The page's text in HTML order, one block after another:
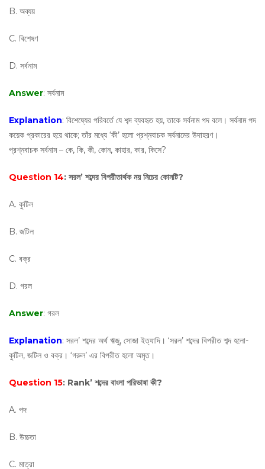
B. অব্যয়
C. বিশেষণ
D. সর্বনাম
Answer: সর্বনাম
Explanation: বিশেষ্যের পরিবর্তে যে শব্দ ব্যবহৃত হয়, তাকে সর্বনাম পদ বলে। সর্বনাম পদ
কয়েক প্রকারের হয়ে থাকে; তাঁর মধ্যে ‘কী’ হলো প্রশ্নবাচক সর্বনামের উদাহরণ।
প্রশ্নবাচক সর্বনাম – কে, কি, কী, কোন, কাহার, কার, কিসে?
Question 14: সরল’ শব্দের বিপরীতার্থক নয় নিচের কোনটি?
A. কুটিল
B. জটিল
C. বক্র
D. গরল
Answer: গরল
Explanation: সরল’ শব্দের অর্থ ঋজু, সোজা ইত্যাদি। ‘সরল’ শব্দের বিপরীত শব্দ হলো-
কুটিল, জটিল ও বক্র। ‘গরুল’ এর বিপরীত হলো অমৃত।
Question 15: Rank’ শব্দের বাংলা পরিভাষা কী?
A. পদ
B. উচ্চতা
C. মাত্রা